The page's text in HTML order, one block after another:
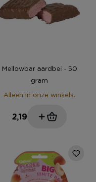
Mellowbar aardbei - 50
gram
Alleen in onze winkels.
2,19